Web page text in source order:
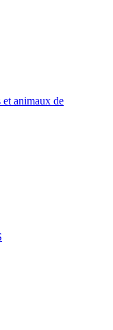
animaux de